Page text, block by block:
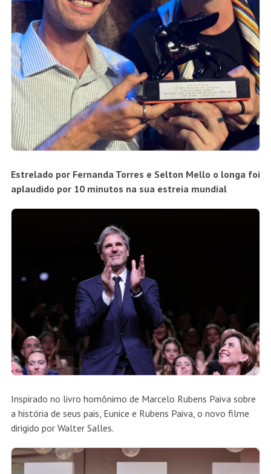
Estrelado por Fernanda Torres e Selton Mello o longa foi
aplaudido por 10 minutos na sua estreia mundial
Inspirado no livro homônimo de Marcelo Rubens Paiva sobre
a história de seus pais, Eunice e Rubens Paiva, o novo filme
dirigido por Walter Salles.